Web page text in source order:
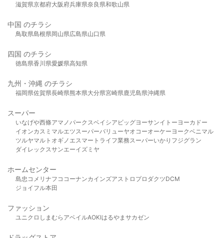
滋賀県京都府大阪府兵庫県奈良県和歌山県
中国 のチラシ
鳥取県島根県岡山県広島県山口県
四国 のチラシ
徳島県香川県愛媛県高知県
九州・沖縄 のチラシ
福岡県佐賀県長崎県熊本県大分県宮崎県鹿児島県沖縄県
スーパー
いなげや西條アマノパークスベイシア ビッグヨーサンイトーヨーカドー
イオンカスミ マルエツスーパーバリューヤオコーオーケー ヨークベニマル
ツルヤマルト オギノ エスマート ライフ業務スーパーいかり フジグラン
ダイレックスサンエーイズミヤ
ホームセンター
島忠 コメリ ナフコ コーナンカインズアストロプロダクツDCM
ジョイフル本田
ファッション
ユニクロ しまむら アベイルAOKIはるやま サカゼン